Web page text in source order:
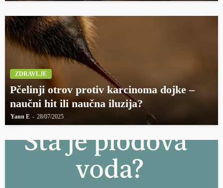
ZDRAVLJE
Pčelinji otrov protiv karcinoma dojke –
naučni hit ili naučna iluzija?
Yann E 28/07/2025